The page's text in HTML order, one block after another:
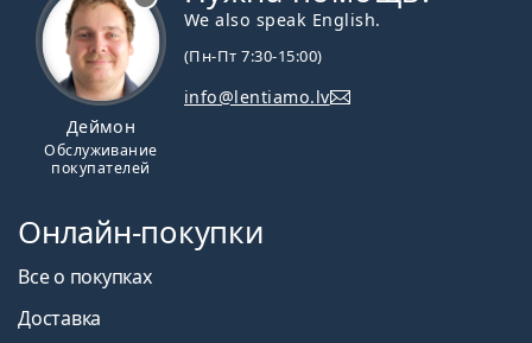
Деймон
Обслуживание
покупателей
We also speak English.
(Пн-Пт 7:30-15:00)
info@lentiamo.lv
Онлайн-покупки
Все о покупках
Доставка